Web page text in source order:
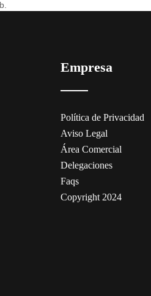
Empresa
Política de Privacidad
Aviso Legal
Área Comercial
Delegaciones
Faqs
Copyright 2024